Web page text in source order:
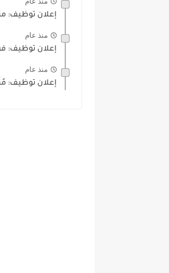
إعلان توظيف:
منذ عام
إعلان توظيف:
منذ عام
إعلان توظيف: